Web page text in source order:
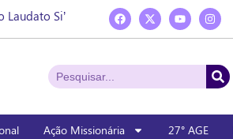
Laudato Si’
Ação Missionária 27° AGE